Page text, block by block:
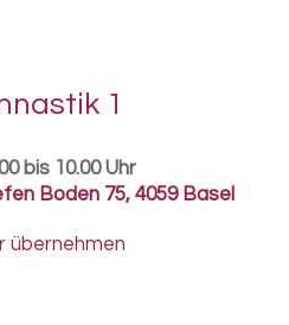
1
bis 10.00 Uhr
Boden 75, 4059 Basel
übernehmen